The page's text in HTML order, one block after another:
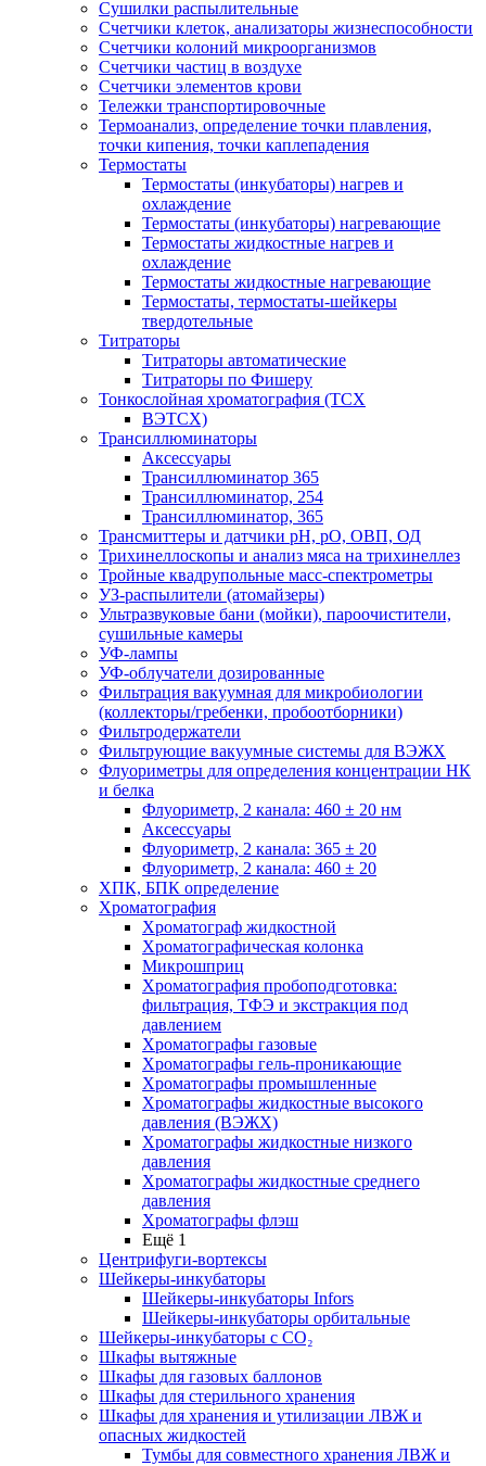
Сушилки распылительные
Счетчики клеток, анализаторы жизнеспособности
Счетчики колоний микроорганизмов
Счетчики частиц в воздухе
Счетчики элементов крови
Тележки транспортировочные
Термоанализ, определение точки плавления,
точки кипения, точки каплепадения
Термостаты
Термостаты (инкубаторы) нагрев и
охлаждение
Термостаты (инкубаторы) нагревающие
Термостаты жидкостные нагрев и
охлаждение
Термостаты жидкостные нагревающие
Термостаты, термостаты-шейкеры
твердотельные
Титраторы
Титраторы автоматические
Титраторы по Фишеру
Тонкослойная хроматография (ТСХ
ВЭТСХ)
Трансиллюминаторы
Аксессуары
Трансиллюминатор 365
Трансиллюминатор, 254
Трансиллюминатор, 365
Трансмиттеры и датчики рН, рО, ОВП, ОД
Трихинеллоскопы и анализ мяса на трихинеллез
Тройные квадрупольные масс-спектрометры
УЗ-распылители (атомайзеры)
Ультразвуковые бани (мойки), пароочистители,
сушильные камеры
УФ-лампы
УФ-облучатели дозированные
Фильтрация вакуумная для микробиологии
(коллекторы/гребенки, пробоотборники)
Фильтродержатели
Фильтрующие вакуумные системы для ВЭЖХ
Флуориметры для определения концентрации НК
и белка
Флуориметр, 2 канала: 460 ± 20 нм
Аксессуары
Флуориметр, 2 канала: 365 ± 20
Флуориметр, 2 канала: 460 ± 20
ХПК, БПК определение
Хроматография
Хроматограф жидкостной
Хроматографическая колонка
Микрошприц
Хроматография пробоподготовка:
фильтрация, ТФЭ и экстракция под
давлением
Хроматографы газовые
Хроматографы гель-проникающие
Хроматографы промышленные
Хроматографы жидкостные высокого
давления (ВЭЖХ)
Хроматографы жидкостные низкого
давления
Хроматографы жидкостные среднего
давления
Хроматографы флэш
Ещё 1
Центрифуги-вортексы
Шейкеры-инкубаторы
Шейкеры-инкубаторы Infors
Шейкеры-инкубаторы орбитальные
Шейкеры-инкубаторы с CО₂
Шкафы вытяжные
Шкафы для газовых баллонов
Шкафы для стерильного хранения
Шкафы для хранения и утилизации ЛВЖ и
опасных жидкостей
Тумбы для совместного хранения ЛВЖ и